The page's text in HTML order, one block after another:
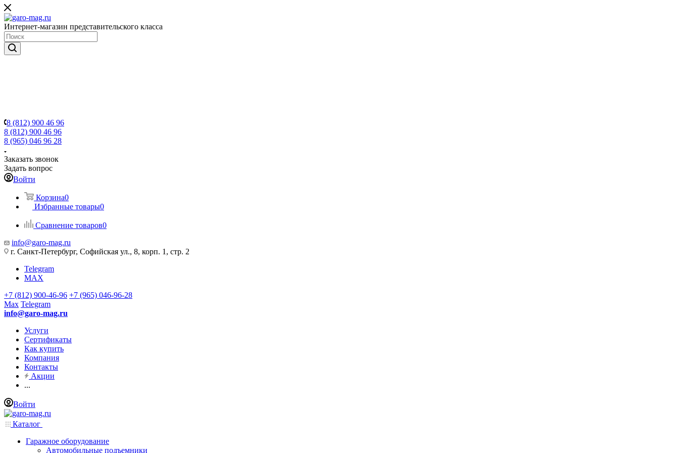
Интернет-магазин представительского класса
8 (812) 900 46 96
8 (812) 900 46 96
8 (965) 046 96 28
Заказать звонок
Задать вопрос
Войти
Корзина0
Избранные товары0
Сравнение товаров0
info@garo-mag.ru
г. Санкт-Петербург, Софийская ул., 8, корп. 1, стр. 2
Telegram
MAX
+7 (812) 900-46-96 +7 (965) 046-96-28
Max Telegram
info@garo-mag.ru
Услуги
Сертификаты
Как купить
Компания
Контакты
Акции
...
Войти
Каталог
Гаражное оборудование
Автомобильные подъемники